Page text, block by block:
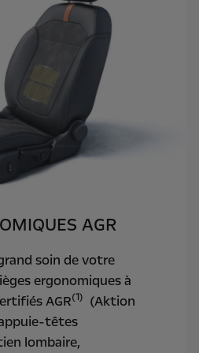
AGR
soin de votre
ergonomiques à
AGR(1) (Aktion
têtes
lombaire,